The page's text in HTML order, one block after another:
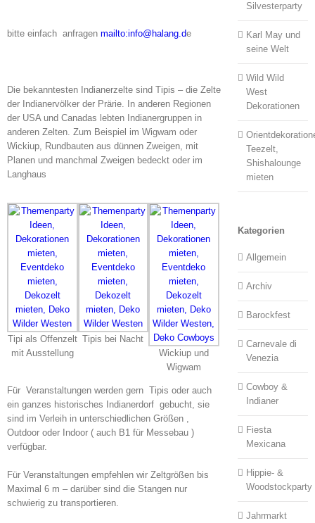
bitte einfach anfragen mailto:info@halang.de
Die bekanntesten Indianerzelte sind Tipis – die Zelte
der Indianervölker der Prärie. In anderen Regionen
der USA und Canadas lebten Indianergruppen in
anderen Zelten. Zum Beispiel im Wigwam oder
Wickiup, Rundbauten aus dünnen Zweigen, mit
Planen und manchmal Zweigen bedeckt oder im
Langhaus
Tipi als Offenzelt
mit Ausstellung
Tipis bei Nacht
Wickiup und
Wigwam
Für Veranstaltungen werden gern Tipis oder auch
ein ganzes historisches Indianerdorf gebucht, sie
sind im Verleih in unterschiedlichen Größen ,
Outdoor oder Indoor ( auch B1 für Messebau )
verfügbar.
Für Veranstaltungen empfehlen wir Zeltgrößen bis
Maximal 6 m – darüber sind die Stangen nur
schwierig zu transportieren.
Silvesterparty
Karl May und
seine Welt
Wild Wild
West
Dekorationen
Teezelt,
Shishalounge
mieten
Kategorien
Allgemein
Archiv
Barockfest
Carnevale di
Venezia
Cowboy &
Indianer
Fiesta
Mexicana
Hippie- &
Woodstockparty
Jahrmarkt